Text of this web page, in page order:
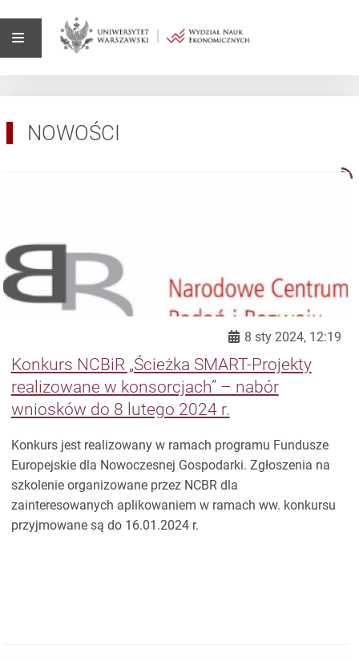
NOWOŚCI
8 sty 2024, 12:19
Konkurs NCBiR „Ścieżka SMART-Projekty
realizowane w konsorcjach” – nabór
wniosków do 8 lutego 2024 r.
Konkurs jest realizowany w ramach programu Fundusze
Europejskie dla Nowoczesnej Gospodarki. Zgłoszenia na
szkolenie organizowane przez NCBR dla
zainteresowanych aplikowaniem w ramach ww. konkursu
przyjmowane są do 16.01.2024 r.